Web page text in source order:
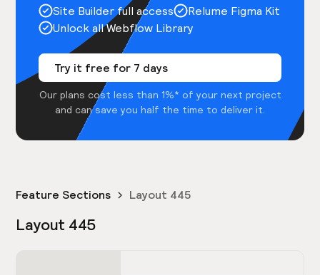
Site Builder full access
Relume Figma Kit
Unlock all Webflow Library
Try it free for 7 days
Our plans cost less than 1%* of your next project
and can save you half the time to deliver it.
Feature Sections Layout 445
Layout 445